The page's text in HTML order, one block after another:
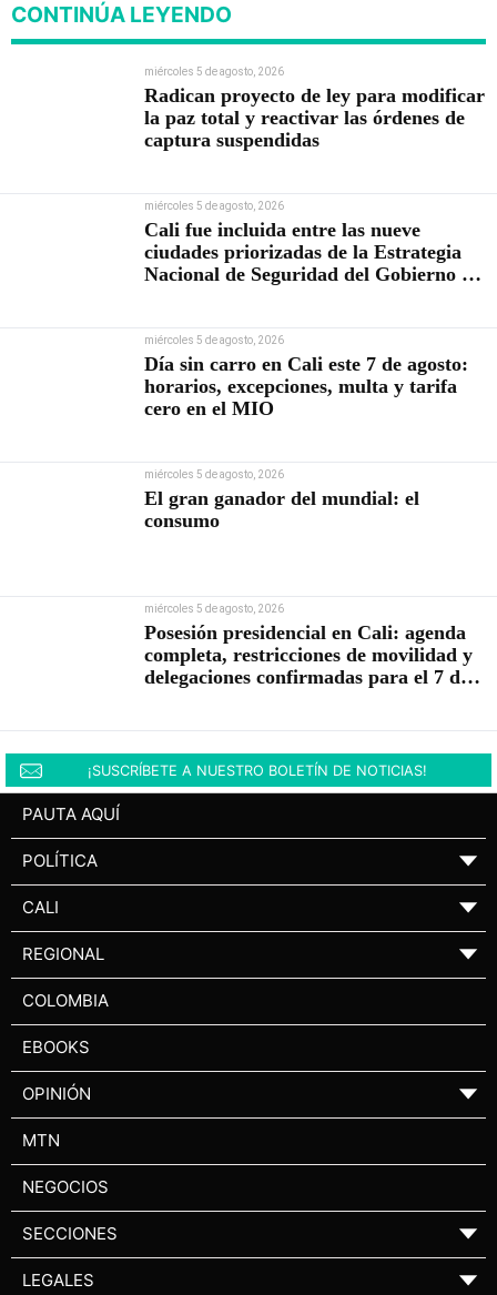
CONTINÚA LEYENDO
miércoles 5 de agosto, 2026
Radican proyecto de ley para modificar
la paz total y reactivar las órdenes de
captura suspendidas
miércoles 5 de agosto, 2026
Cali fue incluida entre las nueve
ciudades priorizadas de la Estrategia
Nacional de Seguridad del Gobierno de
miércoles 5 de agosto, 2026
Día sin carro en Cali este 7 de agosto:
horarios, excepciones, multa y tarifa
cero en el MIO
miércoles 5 de agosto, 2026
El gran ganador del mundial: el
consumo
miércoles 5 de agosto, 2026
Posesión presidencial en Cali: agenda
completa, restricciones de movilidad y
delegaciones confirmadas para el 7 de
¡SUSCRÍBETE A NUESTRO BOLETÍN DE NOTICIAS!
PAUTA AQUÍ
POLÍTICA ▼
CALI ▼
REGIONAL ▼
COLOMBIA
EBOOKS
OPINIÓN ▼
MTN
NEGOCIOS
SECCIONES ▼
LEGALES ▼